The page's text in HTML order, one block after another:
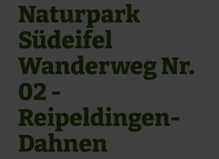
Naturpark
Südeifel
Wanderweg Nr.
02 -
Reipeldingen-
Dahnen